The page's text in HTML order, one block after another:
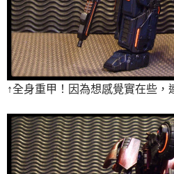
↑全身重甲！因為想感覺實在些，